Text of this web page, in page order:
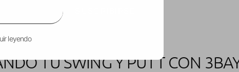
TU SWING Y PUTT CON
leyendo